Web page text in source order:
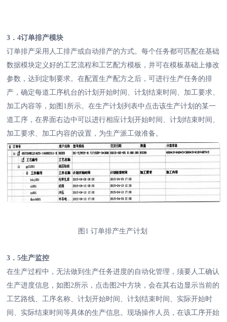
3．4订单排产模块
订单排产采用人工排产或自动排产的方式。每个任务都可匹配在基础
数据模块定义好的工艺流程和工艺配方模板，并可在模板基础上修改
参数，达到定制要求。在配置生产配方之后，可进行生产任务的排
产，确定每道工序机台的计划开始时间、计划结束时间、加工要求、
加工内容等，如图1所示。在生产计划列表中点击该生产计划的某一
道工序，在界面右边中可以进行相应计划开始时间、计划结束时间、
加工要求、加工内容的设置，为生产派工做准备。
图1 订单排产生产计划
3．5生产监控
在生产过程中，无法做到生产任务进度的自动化管理，须要人工确认
生产进度信息，如图2所示，点击图2中方块，会在其右边显示当前的
工艺路线、工序名称、计划开始时间、计划结束时间、实际开始时
间、实际结束时间等具体的生产信息。现场操作人员，在该工序开始